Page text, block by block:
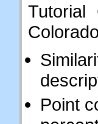
Tutorial
Point